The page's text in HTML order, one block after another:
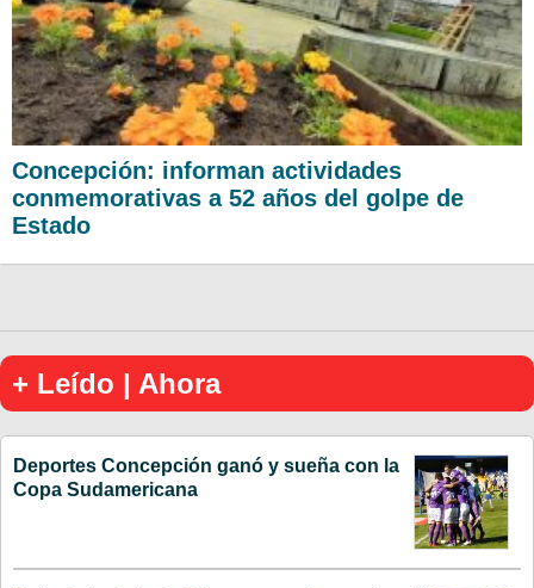
Concepción: informan actividades
conmemorativas a 52 años del golpe de
Estado
+ Leído | Ahora
Deportes Concepción ganó y sueña con la
Copa Sudamericana